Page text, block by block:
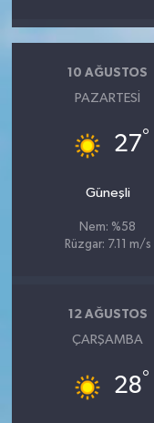
10 AĞUSTOS
PAZARTESI
27°
Güneşli
Nem: %58
Rüzgar: 7.11 m/s
12 AĞUSTOS
ÇARŞAMBA
28°